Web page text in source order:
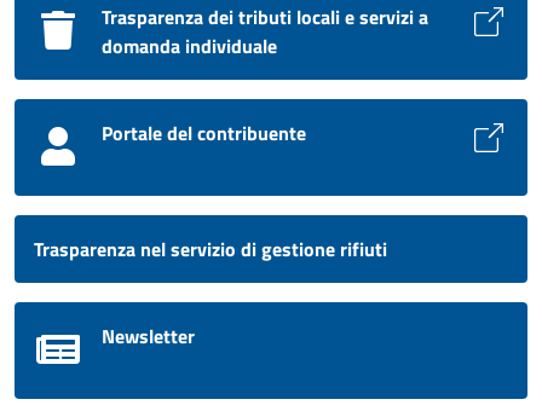
Trasparenza dei tributi locali e servizi a
domanda individuale
Portale del contribuente
Trasparenza nel servizio di gestione rifiuti
Newsletter